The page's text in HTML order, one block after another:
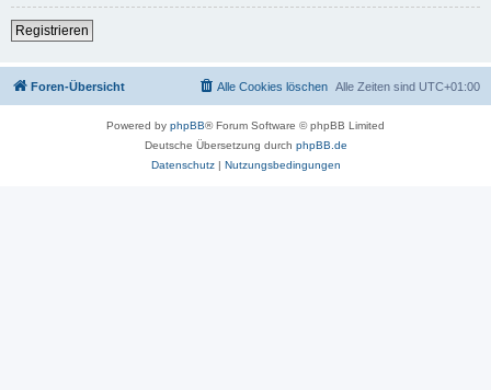
Registrieren
Foren-Übersicht Alle Zeiten sind UTC+01:00
Alle Cookies löschen
Powered by phpBB® Forum Software © phpBB Limited
Deutsche Übersetzung durch phpBB.de
Datenschutz| Nutzungsbedingungen